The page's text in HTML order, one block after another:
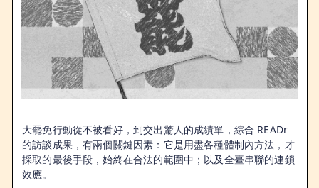
大罷免行動從不被看好，到交出驚人的成績單，綜合 READr
的訪談成果，有兩個關鍵因素：它是用盡各種體制內方法，才
採取的最後手段，始終在合法的範圍中；以及全臺串聯的連鎖
效應。